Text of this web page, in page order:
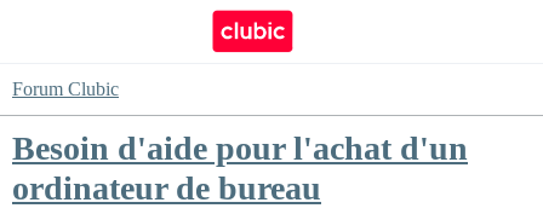
Forum Clubic
Besoin d'aide pour l'achat d'un
ordinateur de bureau